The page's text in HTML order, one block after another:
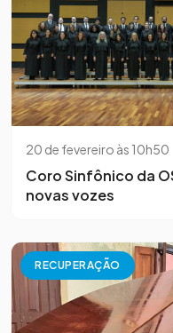
20 de fevereiro às 10h50
Coro Sinfônico da
novas vozes
RECUPERAÇÃO